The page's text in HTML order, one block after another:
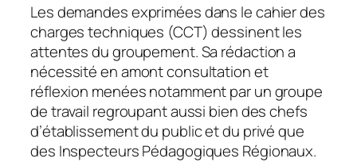
Les demandes exprimées dans le cahier des
charges techniques (CCT) dessinent les
attentes du groupement. Sa rédaction a
nécessité en amont consultation et
réflexion menées notamment par un groupe
de travail regroupant aussi bien des chefs
d’établissement du public et du privé que
des Inspecteurs Pédagogiques Régionaux.